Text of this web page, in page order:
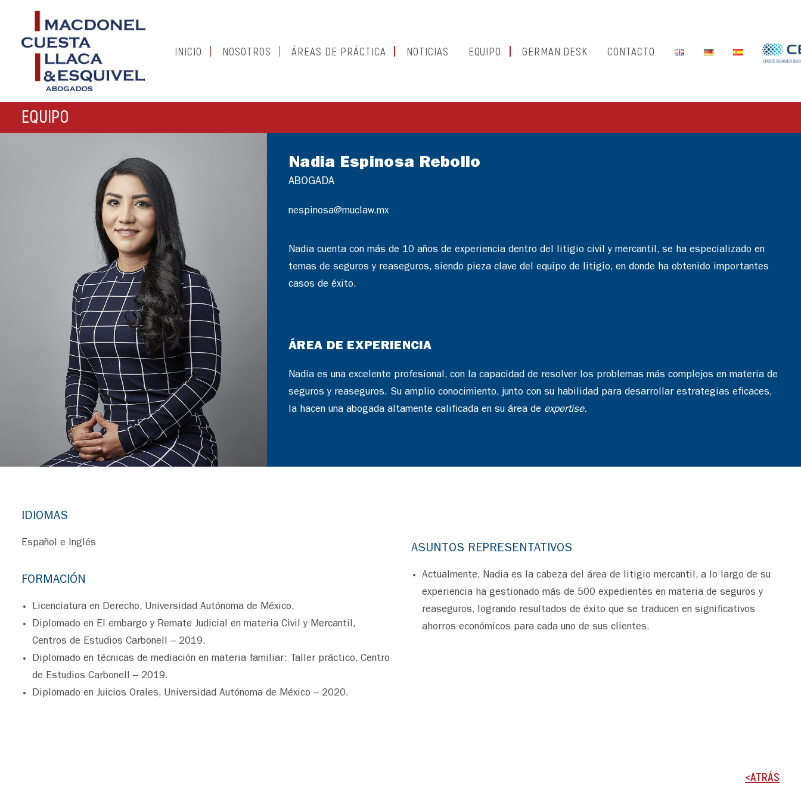
INICIO NOSOTROS ÁREAS DE PRÁCTICA NOTICIAS EQUIPO GERMAN DESK CONTACTO
EQUIPO
Nadia Espinosa Rebollo
ABOGADA
nespinosa@muclaw.mx
Nadia cuenta con más de 10 años de experiencia dentro del litigio civil y mercantil, se ha especializado en
temas de seguros y reaseguros, siendo pieza clave del equipo de litigio, en donde ha obtenido importantes
casos de éxito.
ÁREA DE EXPERIENCIA
Nadia es una excelente profesional, con la capacidad de resolver los problemas más complejos en materia de
seguros y reaseguros. Su amplio conocimiento, junto con su habilidad para desarrollar estrategias eficaces,
la hacen una abogada altamente calificada en su área de expertise.
IDIOMAS
Español e Inglés
FORMACIÓN
Licenciatura en Derecho, Universidad Autónoma de México.
Diplomado en El embargo y Remate Judicial en materia Civil y Mercantil,
Centros de Estudios Carbonell – 2019.
Diplomado en técnicas de mediación en materia familiar: Taller práctico, Centro
de Estudios Carbonell – 2019.
Diplomado en Juicios Orales, Universidad Autónoma de México – 2020.
ASUNTOS REPRESENTATIVOS
Actualmente, Nadia es la cabeza del área de litigio mercantil, a lo largo de su
experiencia ha gestionado más de 500 expedientes en materia de seguros y
reaseguros, logrando resultados de éxito que se traducen en significativos
ahorros económicos para cada uno de sus clientes.
<ATRÁS